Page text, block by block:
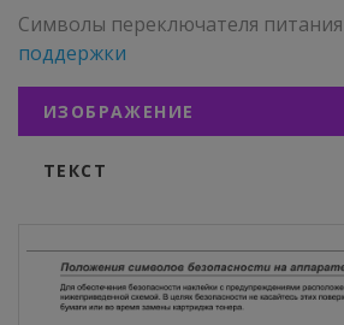
Символы переключателя питания
поддержки
ИЗОБРАЖЕНИЕ
ТЕКСТ